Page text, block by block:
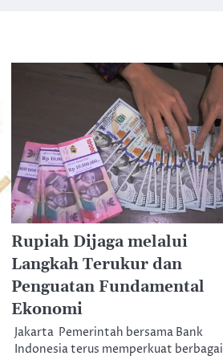
Rupiah Dijaga melalui
Langkah Terukur dan
Penguatan Fundamental
Ekonomi
Jakarta  Pemerintah bersama Bank
Indonesia terus memperkuat berbagai